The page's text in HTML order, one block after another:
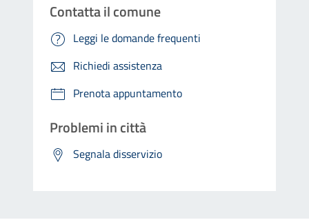
Contatta il comune
Leggi le domande frequenti
Richiedi assistenza
Prenota appuntamento
Problemi in città
Segnala disservizio